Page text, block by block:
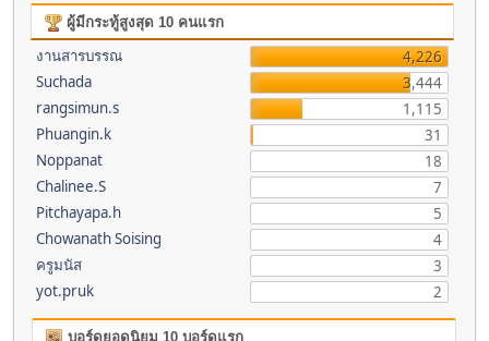
ผู้มีกระทู้สูงสุด 10 คนแรก
งานสารบรรณ
4,226
Suchada
3,444
rangsimun.s
1,115
Phuangin.k
31
Noppanat
18
Chalinee.S
7
Pitchayapa.h
5
Chowanath Soising
4
ครูมนัส
3
yot.pruk
2
บอร์ดยอดนิยม 10 บอร์ดแรก